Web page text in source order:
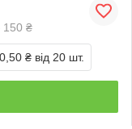
150 ₴
₴ від 20 шт.